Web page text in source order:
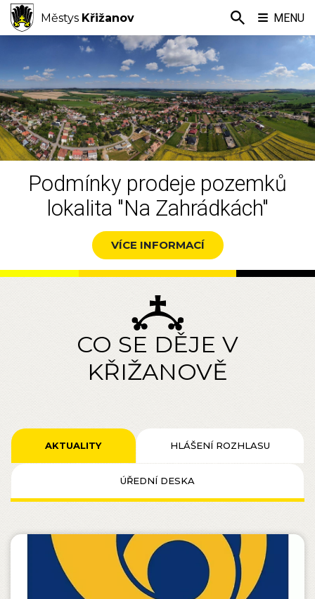
Podmínky prodeje pozemků
lokalita "Na Zahrádkách"
VÍCE INFORMACÍ
CO SE DĚJE V
KŘIŽANOVĚ
AKTUALITY HLÁŠENÍ ROZHLASU
ÚŘEDNÍ DESKA
Městys Křižanov MENU